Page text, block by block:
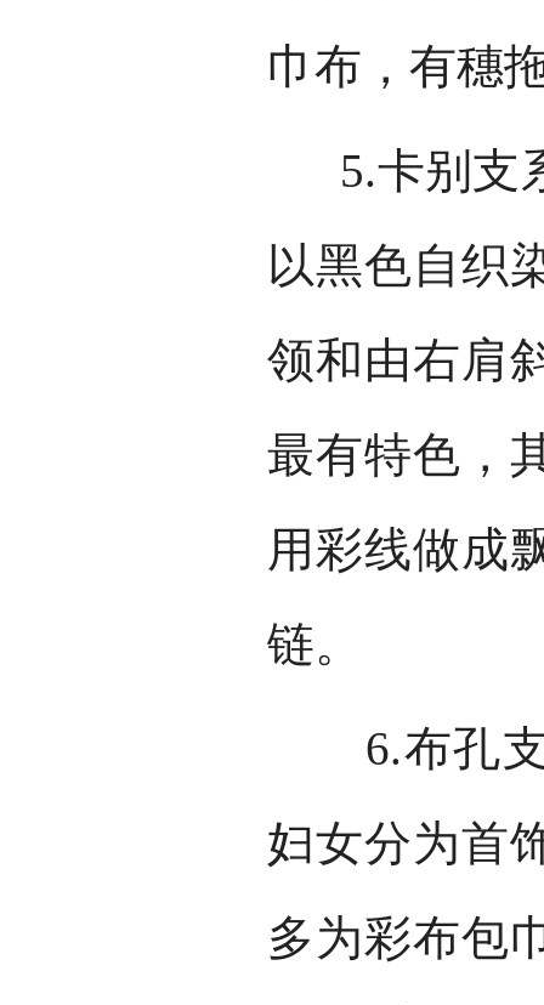
巾布，有穗
5.卡别支
以黑色自织
领和由右肩
最有特色，
用彩线做成
链。
6.布孔支
妇女分为首
多为彩布包